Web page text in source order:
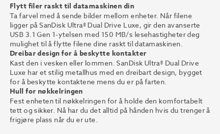
Flytt filer raskt til datamaskinen din
Ta farvel med å sende bilder mellom enheter. Når filene
ligger på SanDisk Ultra® Dual Drive Luxe, gir den avanserte
USB 3.1 Gen 1-ytelsen med 150 MB/s lesehastigheter deg
mulighet til å flytte filene dine raskt til datamaskinen.
Dreibar design for å beskytte kontakter
Kast den i vesken eller lommen. SanDisk Ultra® Dual Drive
Luxe har et stilig metallhus med en dreibart design, bygget
for å beskytte kontaktene mens du er på farten.
Hull for nøkkelringen
Fest enheten til nøkkelringen for å holde den komfortabelt
tett og sikker. Nå har du det alltid på hånden hvis du trenger å
frigjøre plass når du er ute.